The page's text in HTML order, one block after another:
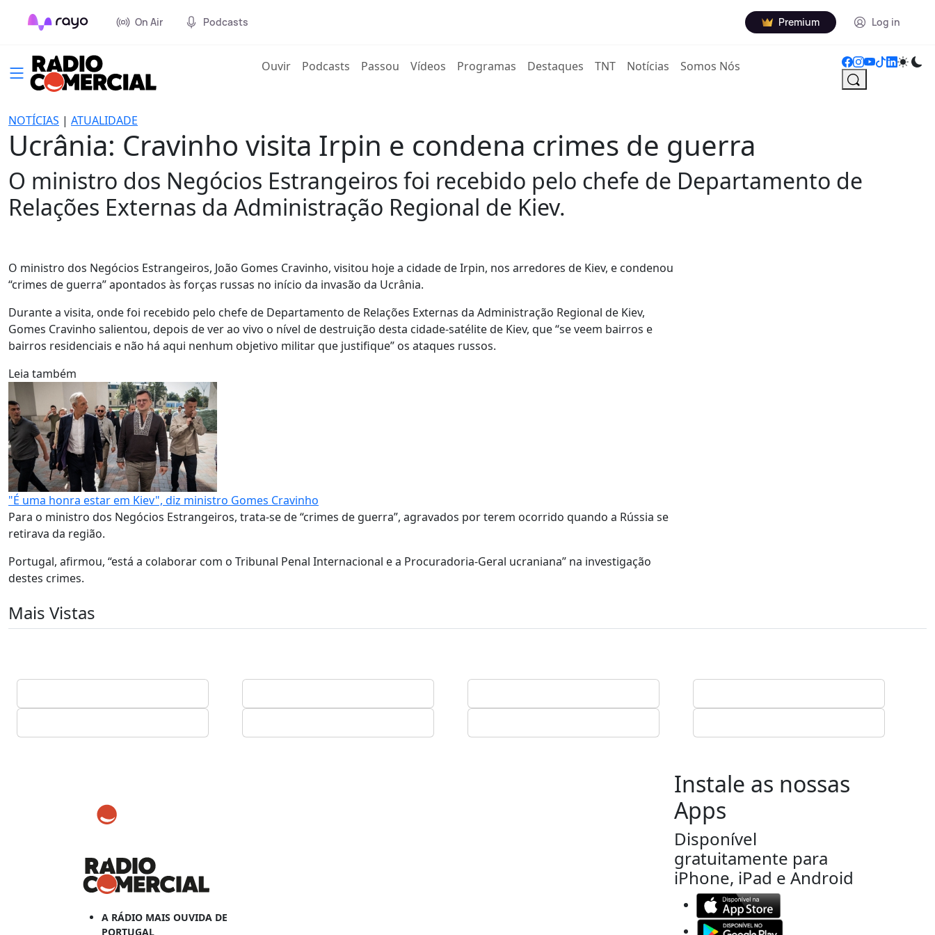
On Air Podcasts Premium Log in
Ouvir(current)
Podcasts Passou Vídeos Programas Destaques TNT Notícias Somos Nós
NOTÍCIAS | ATUALIDADE
Ucrânia: Cravinho visita Irpin e condena crimes de guerra
O ministro dos Negócios Estrangeiros foi recebido pelo chefe de Departamento de
Relações Externas da Administração Regional de Kiev.
O ministro dos Negócios Estrangeiros, João Gomes Cravinho, visitou hoje a cidade de Irpin, nos arredores de Kiev, e condenou
“crimes de guerra” apontados às forças russas no início da invasão da Ucrânia.
Durante a visita, onde foi recebido pelo chefe de Departamento de Relações Externas da Administração Regional de Kiev,
Gomes Cravinho salientou, depois de ver ao vivo o nível de destruição desta cidade-satélite de Kiev, que “se veem bairros e
bairros residenciais e não há aqui nenhum objetivo militar que justifique” os ataques russos.
Leia também
"É uma honra estar em Kiev", diz ministro Gomes Cravinho
Para o ministro dos Negócios Estrangeiros, trata-se de “crimes de guerra”, agravados por terem ocorrido quando a Rússia se
retirava da região.
Portugal, afirmou, “está a colaborar com o Tribunal Penal Internacional e a Procuradoria-Geral ucraniana” na investigação
destes crimes.
Mais Vistas
A RÁDIO MAIS OUVIDA DE
PORTUGAL
Instale as nossas
Apps
Disponível
gratuitamente para
iPhone, iPad e Android